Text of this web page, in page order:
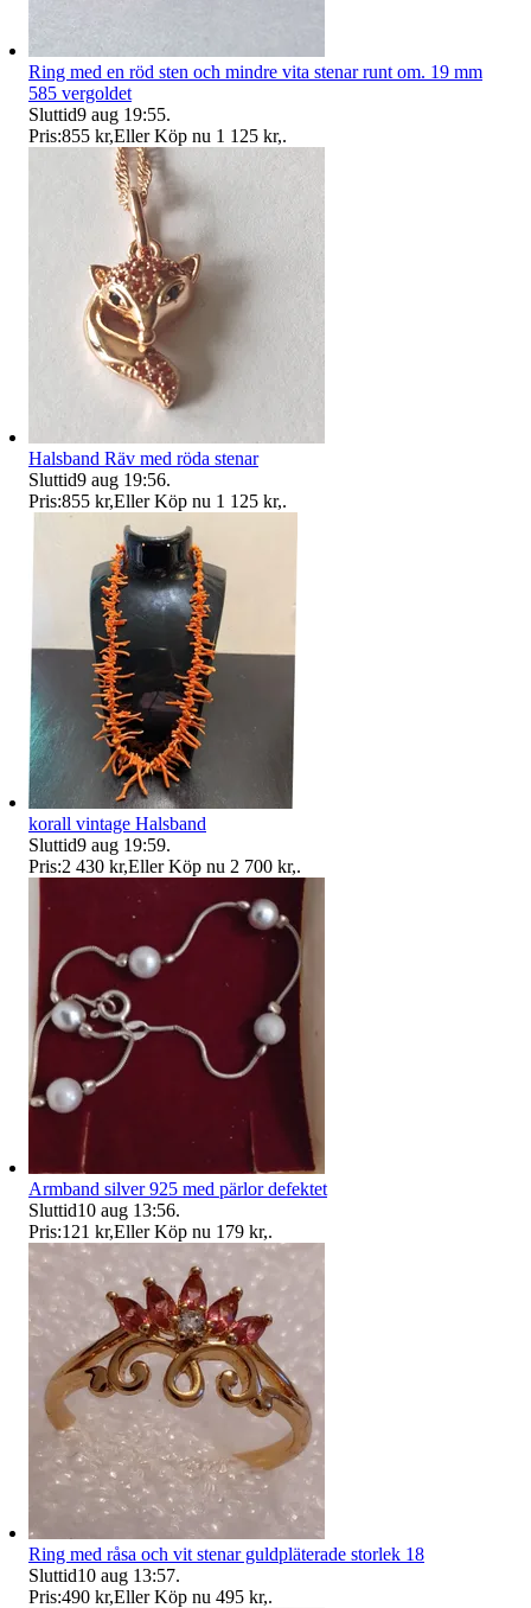
Ring med en röd sten och mindre vita stenar runt om. 19 mm
585 vergoldet
Sluttid9 aug 19:55.
Pris:855 kr,Eller Köp nu 1 125 kr,.
Halsband Räv med röda stenar
Sluttid9 aug 19:56.
Pris:855 kr,Eller Köp nu 1 125 kr,.
korall vintage Halsband
Sluttid9 aug 19:59.
Pris:2 430 kr,Eller Köp nu 2 700 kr,.
Armband silver 925 med pärlor defektet
Sluttid10 aug 13:56.
Pris:121 kr,Eller Köp nu 179 kr,.
Ring med råsa och vit stenar guldpläterade storlek 18
Sluttid10 aug 13:57.
Pris:490 kr,Eller Köp nu 495 kr,.